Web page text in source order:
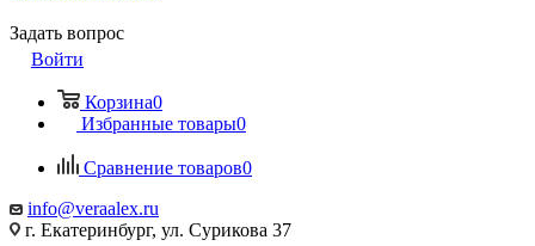
Задать вопрос
Войти
Корзина0
Избранные товары0
Сравнение товаров0
info@veraalex.ru
г. Екатеринбург, ул. Сурикова 37